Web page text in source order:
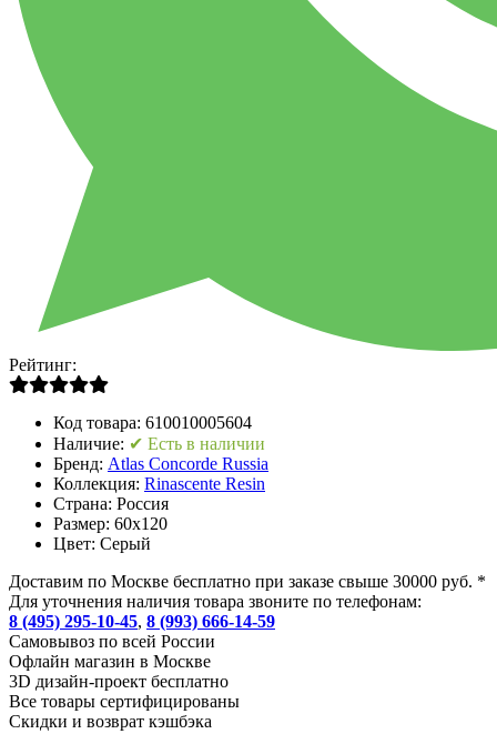
Рейтинг:
Код товара: 610010005604
Наличие: ✔ Есть в наличии
Бренд: Atlas Concorde Russia
Коллекция: Rinascente Resin
Страна: Россия
Размер: 60x120
Цвет: Серый
Доставим по Москве бесплатно при заказе свыше 30000 руб. *
Для уточнения наличия товара звоните по телефонам:
8 (495) 295-10-45, 8 (993) 666-14-59
Cамовывоз по всей России
Офлайн магазин в Москве
3D дизайн-проект бесплатно
Все товары сертифицированы
Скидки и возврат кэшбэка